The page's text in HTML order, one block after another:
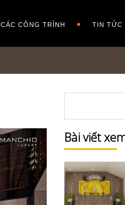
CÁC CÔNG TRÌNH TIN TỨC
Bài viết